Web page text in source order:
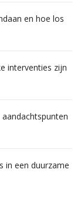
en hoe los
interventies zijn
in een duurzame